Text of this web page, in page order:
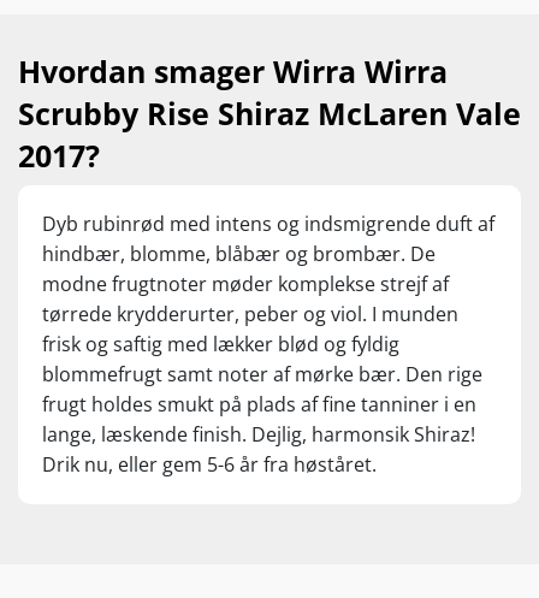
kulminerer i en flot finale med god længde ..
Jeg er fan af Shiraz – og Scrubby Rise! -
vurderet ved en tilbudspris på 109,95 kr.
Hvordan smager Wirra Wirra
Scrubby Rise Shiraz McLaren Vale
2017?
Dyb rubinrød med intens og indsmigrende duft af
hindbær, blomme, blåbær og brombær. De
modne frugtnoter møder komplekse strejf af
tørrede krydderurter, peber og viol. I munden
frisk og saftig med lækker blød og fyldig
blommefrugt samt noter af mørke bær. Den rige
frugt holdes smukt på plads af fine tanniner i en
lange, læskende finish. Dejlig, harmonsik Shiraz!
Drik nu, eller gem 5-6 år fra høståret.